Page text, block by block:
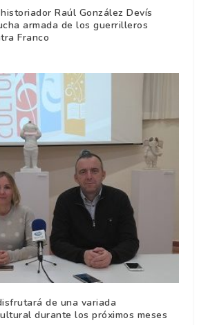
Raúl González Devís
armada de los guerrilleros
Franco
de una variada
durante los próximos meses